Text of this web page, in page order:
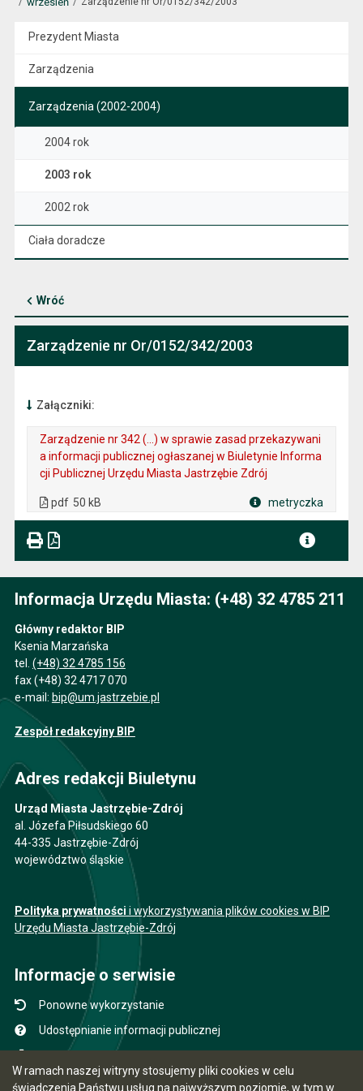
W ramach naszej witryny stosujemy pliki cookies w celu
świadczenia Państwu usług na najwyższym poziomie, w tym w
Prezydent Miasta
Zarządzenia
Zarządzenia (2002-2004)
2004 rok
2003 rok
2002 rok
Ciała doradcze
Wróć
Zarządzenie nr Or/0152/342/2003
Załączniki:
Zarządzenie nr 342 (...) w sprawie zasad przekazywani
a informacji publicznej ogłaszanej w Biuletynie Informa
cji Publicznej Urzędu Miasta Jastrzębie Zdrój
pdf 50 kB metryczka
Informacja Urzędu Miasta: (+48) 32 4785 211
Główny redaktor BIP
Ksenia Marzańska
tel. (+48) 32 4785 156
fax (+48) 32 4717 070
e-mail: bip@um.jastrzebie.pl
Zespół redakcyjny BIP
Adres redakcji Biuletynu
Urząd Miasta Jastrzębie-Zdrój
al. Józefa Piłsudskiego 60
44-335 Jastrzębie-Zdrój
województwo śląskie
Polityka prywatności i wykorzystywania plików cookies w BIP
Urzędu Miasta Jastrzębie-Zdrój
Informacje o serwisie
Ponowne wykorzystanie
Udostępnianie informacji publicznej
Instrukcja obsługi